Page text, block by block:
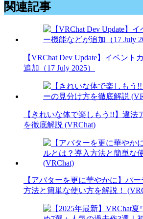
関連記事
【VRChat Dev Update】イベント
追加（17 July 2025）
【きれいな体で楽しもう!!】違法
を徹底解説 (VRChat)
【アバターを更に華やかに】パ
方法と簡単な使い方を解説！